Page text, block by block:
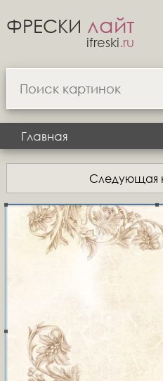
ФРЕСКИ лайт
ifreski.ru
Главная
Следующая